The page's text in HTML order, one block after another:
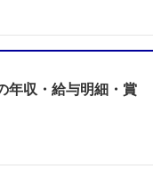
年収・給与明細・賞